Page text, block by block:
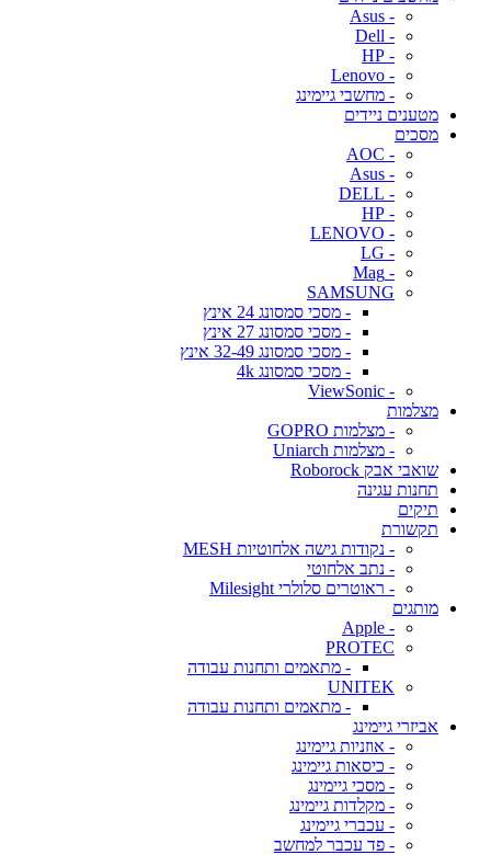
- Asus
- Dell
- HP
- Lenovo
- מחשבי גיימינג
מטענים ניידים
מסכים
- AOC
- Asus
- DELL
- HP
- LENOVO
- LG
- Mag
SAMSUNG
- מסכי סמסונג 24 אינץ
- מסכי סמסונג 27 אינץ
- מסכי סמסונג 32-49 אינץ
- מסכי סמסונג 4k
- ViewSonic
מצלמות
- מצלמות GOPRO
- מצלמות Uniarch
שואבי אבק Roborock
תחנות עגינה
תיקים
תקשורת
- נקודות גישה אלחוטיות MESH
- נתב אלחוטי
- ראוטרים סלולרי Milesight
מותגים
- Apple
PROTEC
- מתאמים ותחנות עבודה
UNITEK
- מתאמים ותחנות עבודה
אביזרי גיימינג
- אוזניות גיימינג
- כיסאות גיימינג
- מסכי גיימינג
- מקלדות גיימינג
- עכברי גיימינג
- פד עכבר למחשב